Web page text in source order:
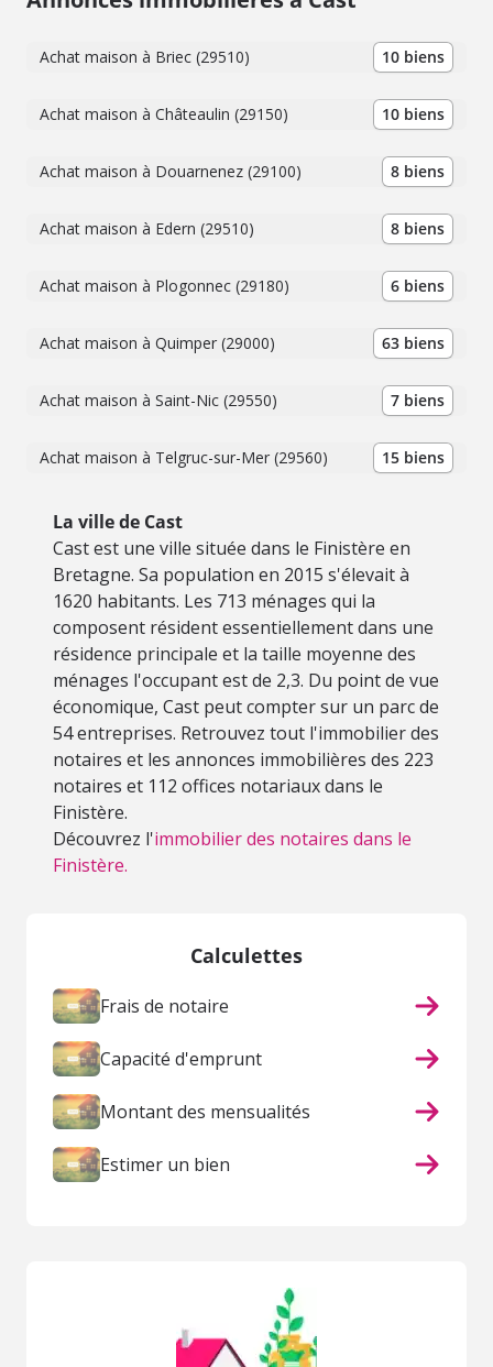
Achat maison à Briec (29510) 10 biens
Achat maison à Châteaulin (29150) 10 biens
Achat maison à Douarnenez (29100) 8 biens
Achat maison à Edern (29510) 8 biens
Achat maison à Plogonnec (29180) 6 biens
Achat maison à Quimper (29000) 63 biens
Achat maison à Saint-Nic (29550) 7 biens
Achat maison à Telgruc-sur-Mer (29560) 15 biens
La ville de Cast
Cast est une ville située dans le Finistère en
Bretagne. Sa population en 2015 s'élevait à
1620 habitants. Les 713 ménages qui la
composent résident essentiellement dans une
résidence principale et la taille moyenne des
ménages l'occupant est de 2,3. Du point de vue
économique, Cast peut compter sur un parc de
54 entreprises. Retrouvez tout l'immobilier des
notaires et les annonces immobilières des 223
notaires et 112 offices notariaux dans le
Finistère.
Découvrez l'immobilier des notaires dans le
Finistère.
Calculettes
Frais de notaire
Capacité d'emprunt
Montant des mensualités
Estimer un bien